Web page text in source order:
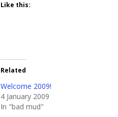
Like this:
Related
Welcome 2009!
4 January 2009
In "bad mud"